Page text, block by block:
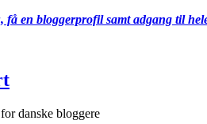
få en bloggerprofil samt adgang til
danske bloggere